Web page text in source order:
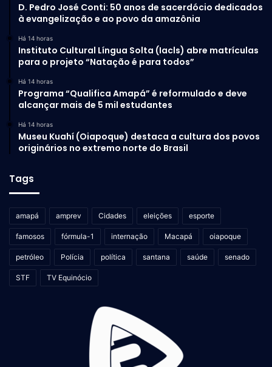
D. Pedro José Conti: 50 anos de sacerdócio dedicados
à evangelização e ao povo da amazônia
Há 14 horas
Instituto Cultural Língua Solta (Iacls) abre matrículas
para o projeto “Natação é para todos”
Há 14 horas
Programa “Qualifica Amapá” é reformulado e deve
alcançar mais de 5 mil estudantes
Há 14 horas
Museu Kuahí (Oiapoque) destaca a cultura dos povos
originários no extremo norte do Brasil
Tags
amapá amprev Cidades eleições esporte
famosos fórmula-1 internação Macapá oiapoque
petróleo Polícia política santana saúde senado
STF TV Equinócio